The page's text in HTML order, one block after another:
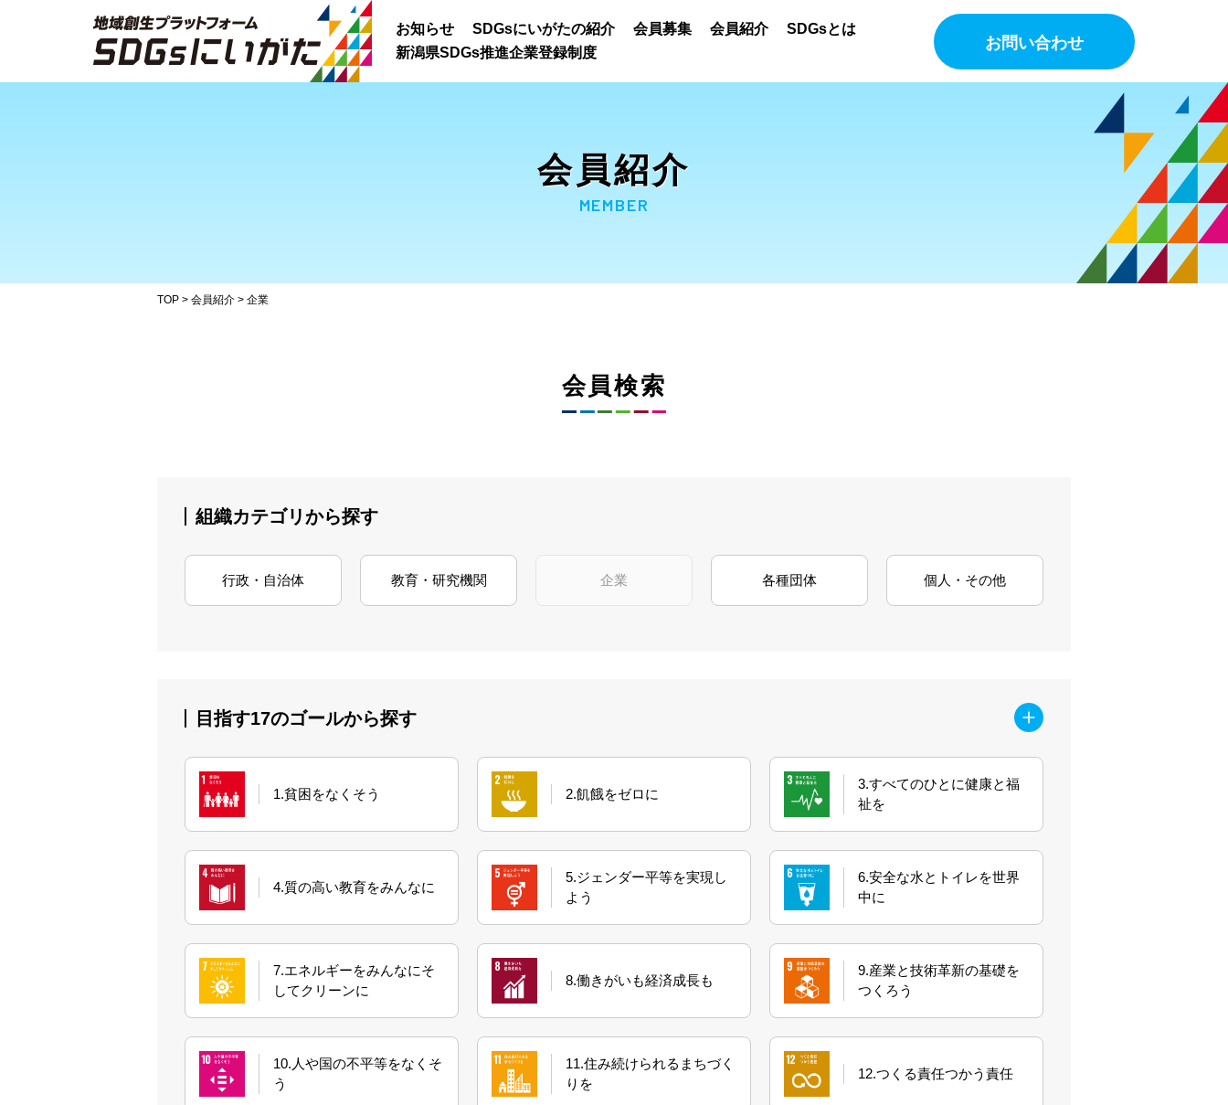
お知らせ SDGsにいがたの紹介 会員募集 会員紹介
SDGsとは
新潟県SDGs推進企業登録制度
お問い合わせ
会員紹介
MEMBER
TOP > 会員紹介 > 企業
会員検索
組織カテゴリから探す
行政・自治体 教育・研究機関 企業 各種団体 個人・その他
目指す17のゴールから探す
1.貧困をなくそう 2.飢餓をゼロに
3.すべてのひとに健康と福
祉を
4.質の高い教育をみんなに
5.ジェンダー平等を実現し
よう
6.安全な水とトイレを世界
中に
7.エネルギーをみんなにそ
してクリーンに
8.働きがいも経済成長も
9.産業と技術革新の基礎を
つくろう
10.人や国の不平等をなくそ
う
11.住み続けられるまちづく
りを
12.つくる責任つかう責任